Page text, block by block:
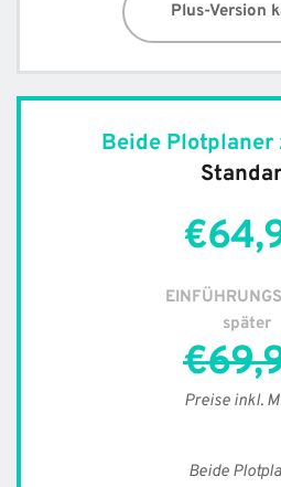
Plus-Version
Beide Plotplaner
später
Preise inkl.
Beide